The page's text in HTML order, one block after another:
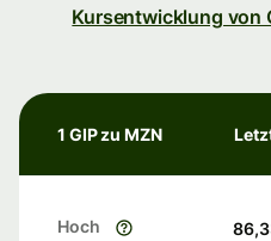
Kursentwicklung von
1 GIP zu MZN
Hoch